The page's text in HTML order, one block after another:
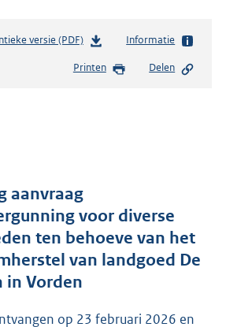
versie (PDF)b
s
r
o
t
t
0
Informatie
Printen Delen
aanvraag
voor diverse
ten behoeve van het
van landgoed De
in Vorden
op 23 februari 2026 en